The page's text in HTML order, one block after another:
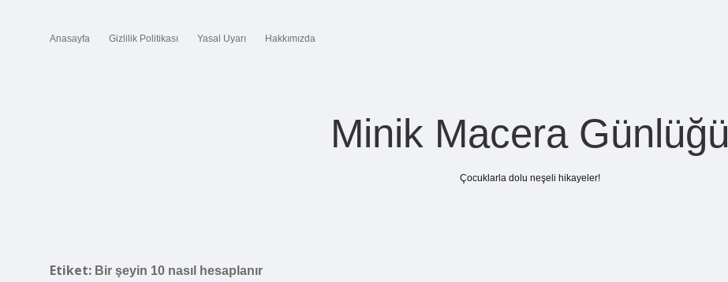
Anasayfa Gizlilik Politikası Yasal Uyarı Hakkımızda
Minik Macera Günlüğü
Çocuklarla dolu neşeli hikayeler!
Etiket: Bir şeyin 10 nasıl hesaplanır